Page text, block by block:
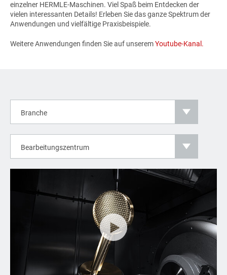
einzelner HERMLE-Maschinen. Viel Spaß beim Entdecken der
vielen interessanten Details! Erleben Sie das ganze Spektrum der
Anwendungen und vielfältige Praxisbeispiele.
Weitere Anwendungen finden Sie auf unseremYoutube-Kanal.
Branche
Bearbeitungszentrum